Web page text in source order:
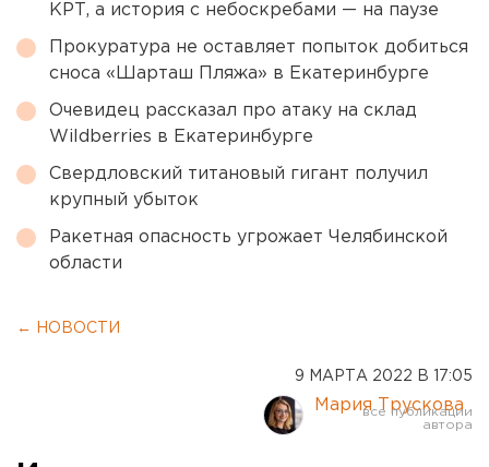
КРТ, а история с небоскребами — на паузе
Прокуратура не оставляет попыток добиться
сноса «Шарташ Пляжа» в Екатеринбурге
Очевидец рассказал про атаку на склад
Wildberries в Екатеринбурге
Свердловский титановый гигант получил
крупный убыток
Ракетная опасность угрожает Челябинской
области
← НОВОСТИ
9 МАРТА 2022 В 17:05
Мария Трускова